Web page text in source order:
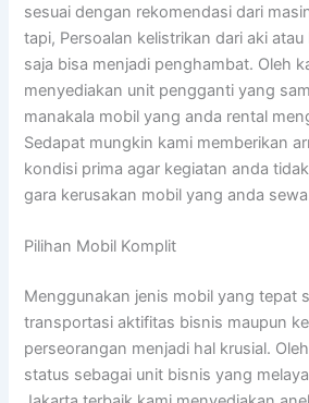
sesuai dengan rekomendasi dari
tapi, Persoalan kelistrikan dari aki
saja bisa menjadi penghambat. Oleh
menyediakan unit pengganti yang
manakala mobil yang anda rental
Sedapat mungkin kami memberikan
kondisi prima agar kegiatan anda
gara kerusakan mobil yang anda
Pilihan Mobil Komplit
Menggunakan jenis mobil yang tepat
transportasi aktifitas bisnis maupun
perseorangan menjadi hal krusial.
status sebagai unit bisnis yang